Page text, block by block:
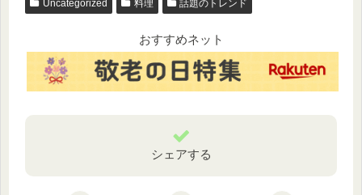
Uncategorized 料理 話題のトレンド
おすすめネット
シェアする